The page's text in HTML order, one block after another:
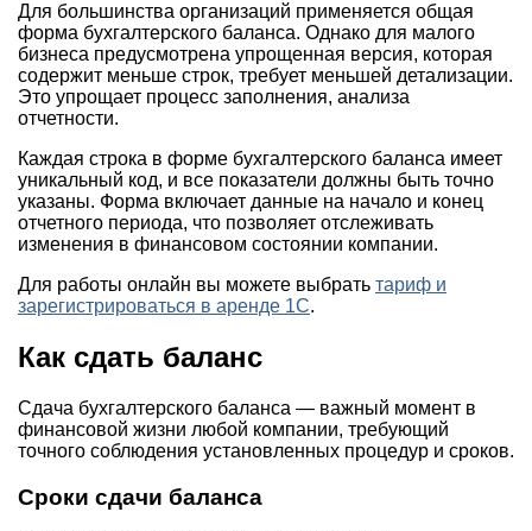
Для большинства организаций применяется общая
форма бухгалтерского баланса. Однако для малого
бизнеса предусмотрена упрощенная версия, которая
содержит меньше строк, требует меньшей детализации.
Это упрощает процесс заполнения, анализа
отчетности.
Каждая строка в форме бухгалтерского баланса имеет
уникальный код, и все показатели должны быть точно
указаны. Форма включает данные на начало и конец
отчетного периода, что позволяет отслеживать
изменения в финансовом состоянии компании.
Для работы онлайн вы можете выбрать тариф и
зарегистрироваться в аренде 1С.
Как сдать баланс
Сдача бухгалтерского баланса — важный момент в
финансовой жизни любой компании, требующий
точного соблюдения установленных процедур и сроков.
Сроки сдачи баланса